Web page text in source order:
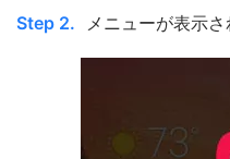
Step 2. メニューが表示